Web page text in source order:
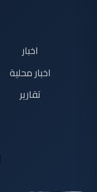
اخبار
اخبار محلية
تقارير